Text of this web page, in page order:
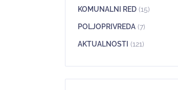
KOMUNALNI RED (15)
POLJOPRIVREDA (7)
AKTUALNOSTI (121)